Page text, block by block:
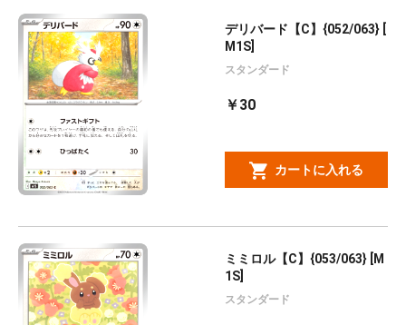
デリバード【C】{052/063} [
M1S]
スタンダード
￥30
カートに入れる
ミミロル【C】{053/063} [M
1S]
スタンダード